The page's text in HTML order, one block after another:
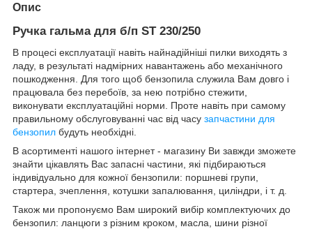
Опис
Ручка гальма для б/п ST 230/250
В процесі експлуатації навіть найнадійніші пилки виходять з
ладу, в результаті надмірних навантажень або механічного
пошкодження. Для того щоб бензопила служила Вам довго і
працювала без перебоїв, за нею потрібно стежити,
виконувати експлуатаційні норми. Проте навіть при самому
правильному обслуговуванні час від часу запчастини для
бензопил будуть необхідні.
В асортименті нашого інтернет - магазину Ви завжди зможете
знайти цікавлять Вас запасні частини, які підбираються
індивідуально для кожної бензопили: поршневі групи,
стартера, зчеплення, котушки запалювання, циліндри, і т. д.
Також ми пропонуємо Вам широкий вибір комплектуючих до
бензопил: ланцюги з різним кроком, масла, шини різної